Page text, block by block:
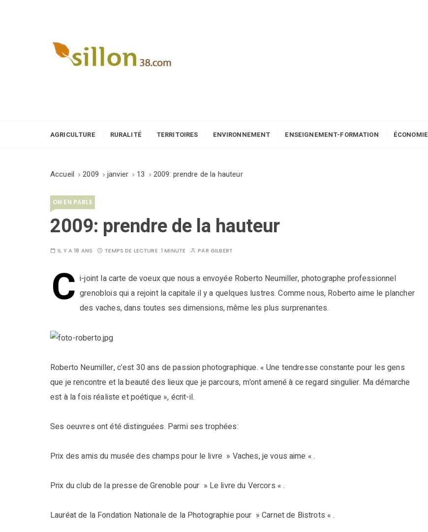
AGRICULTURE RURALITÉ TERRITOIRES ENVIRONNEMENT ENSEIGNEMENT-FORMATION ÉCONOMIE
Accueil 2009 janvier 13 2009: prendre de la hauteur
ON EN PARLE
2009: prendre de la hauteur
IL Y A 18 ANS TEMPS DE LECTURE :1 MINUTE PAR GILBERT
C i-joint la carte de voeux que nous a envoyée Roberto Neumiller, photographe professionnel
grenoblois qui a rejoint la capitale il y a quelques lustres. Comme nous, Roberto aime le plancher
des vaches, dans toutes ses dimensions, même les plus surprenantes.
Roberto Neumiller, c’est 30 ans de passion photographique. « Une tendresse constante pour les gens
que je rencontre et la beauté des lieux que je parcours, m’ont amené à ce regard singulier. Ma démarche
est à la fois réaliste et poétique », écrit-il.
Ses oeuvres ont été distinguées. Parmi ses trophées:
Prix des amis du musée des champs pour le livre » Vaches, je vous aime « .
Prix du club de la presse de Grenoble pour » Le livre du Vercors « .
Lauréat de la Fondation Nationale de la Photographie pour » Carnet de Bistrots « .